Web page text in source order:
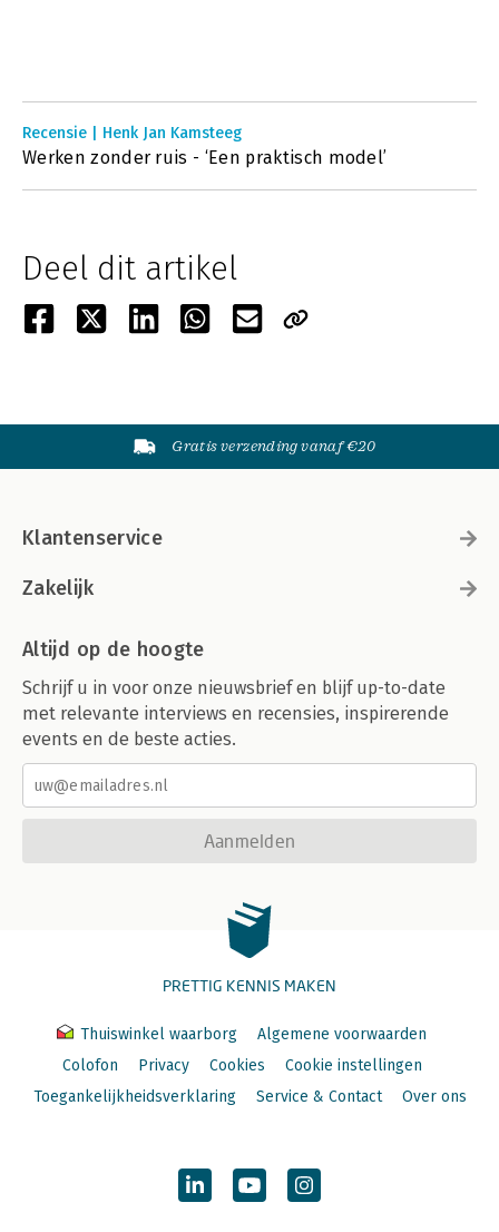
Recensie | Henk Jan Kamsteeg
Werken zonder ruis - ‘Een praktisch model’
Deel dit artikel
Gratis verzending vanaf €20
Klantenservice
Zakelijk
Altijd op de hoogte
Schrijf u in voor onze nieuwsbrief en blijf up-to-date
met relevante interviews en recensies, inspirerende
events en de beste acties.
Aanmelden
PRETTIG KENNIS MAKEN
Thuiswinkel waarborg
Algemene voorwaarden
Colofon
Privacy Cookies
Cookie instellingen
Toegankelijkheidsverklaring
Service & Contact Over ons